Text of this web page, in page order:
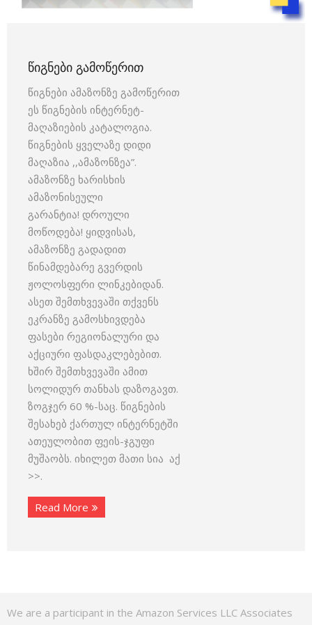
ᲬᲘᲒᲜᲔᲑᲘ ᲒᲐᲛᲝᲬᲔᲠᲘᲗ
წიგნები ამაზონზე გამოწერით
ეს წიგნების ინტერნეტ-
მაღაზიების კატალოგია.
წიგნების ყველაზე დიდი
მაღაზია ,,ამაზონზეა”.
ამაზონზე ხარისხის
ამაზონისეული
გარანტია! დროული
მოწოდება! ყიდვისას,
ამაზონზე გადადით
წინამდებარე გვერდის
ჟოლოსფერი ლინკებიდან.
ასეთ შემთხვევაში თქვენს
ეკრანზე გამოსხივდება
ფასები რეგიონალური და
აქციური ფასდაკლებებით.
ხშირ შემთხვევაში ამით
სოლიდურ თანხას დაზოგავთ.
ზოგჯერ 60 %-საც. წიგნების
შესახებ ქართულ ინტერნეტში
ათეულობით ფეის-ჯგუფი
მუშაობს. იხილეთ მათი სია აქ
>>.
Read More
We are a participant in the Amazon Services LLC Associates